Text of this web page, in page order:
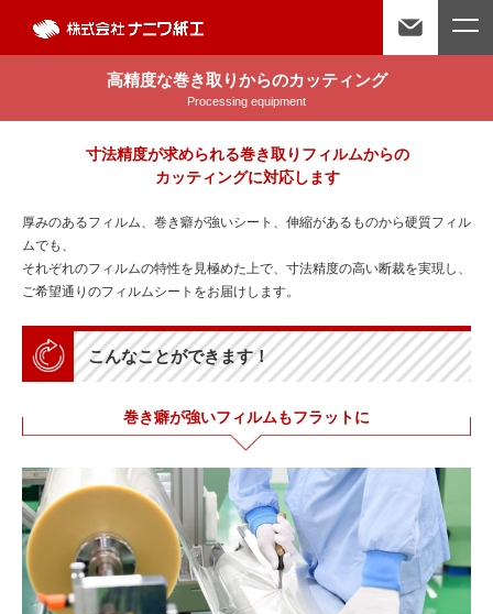
高精度な巻き取りからのカッティング
Processing equipment
寸法精度が求められる巻き取りフィルムからの
カッティングに対応します
厚みのあるフィルム、巻き癖が強いシート、伸縮があるものから硬質フィル
ムでも、
それぞれのフィルムの特性を見極めた上で、寸法精度の高い断裁を実現し、
ご希望通りのフィルムシートをお届けします。
こんなことができます！
巻き癖が強いフィルムもフラットに